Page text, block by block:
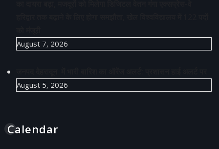
August 7, 2026
August 5, 2026
Calendar